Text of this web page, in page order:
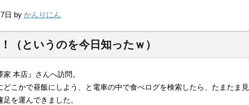
日 by かんりにん
（というのを今日知ったｗ）
本店』さんへ訪問。
こかで昼飯にしよう、と電車の中で食べログを検索したら、たまたま見
を運んできました。